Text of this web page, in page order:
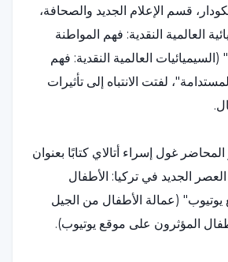
قسم الإعلام الجديد والصحافة،
العالمية النقدية: فهم المواطنة
(السيميائيات العالمية النقدية: فهم
لفتت الانتباه إلى تأثيرات
غول إسراء أتالاي كتابًا بعنوان
الجديد في تركيا: الأطفال
(عمالة الأطفال من الجيل
المؤثرون على موقع يوتيوب).